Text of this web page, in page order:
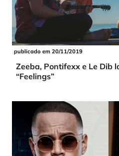
publicado em 20/11/2019
Zeeba, Pontifexx e Le Dib
“Feelings”